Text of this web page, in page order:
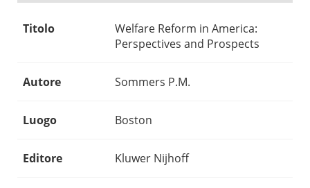
Titolo
Welfare Reform in America:
Perspectives and Prospects
Autore Sommers P.M.
Luogo Boston
Editore Kluwer Nijhoff